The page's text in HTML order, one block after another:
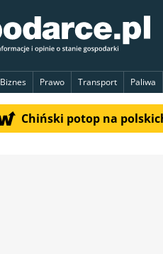
Biznes Prawo Transport Paliwa
Chiński potop na